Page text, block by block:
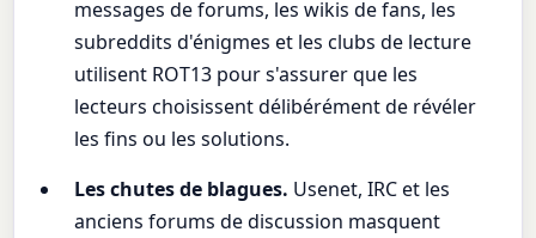
messages de forums, les wikis de fans, les
subreddits d'énigmes et les clubs de lecture
utilisent ROT13 pour s'assurer que les
lecteurs choisissent délibérément de révéler
les fins ou les solutions.
Les chutes de blagues. Usenet, IRC et les
anciens forums de discussion masquent